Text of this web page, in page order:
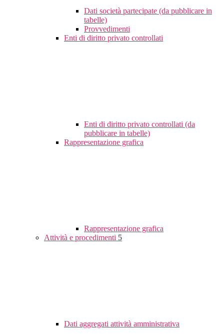
Dati società partecipate (da pubblicare in
tabelle)
Provvedimenti
Enti di diritto privato controllati
Enti di diritto privato controllati (da
pubblicare in tabelle)
Rappresentazione grafica
Rappresentazione grafica
Attività e procedimenti 5
Dati aggregati attività amministrativa